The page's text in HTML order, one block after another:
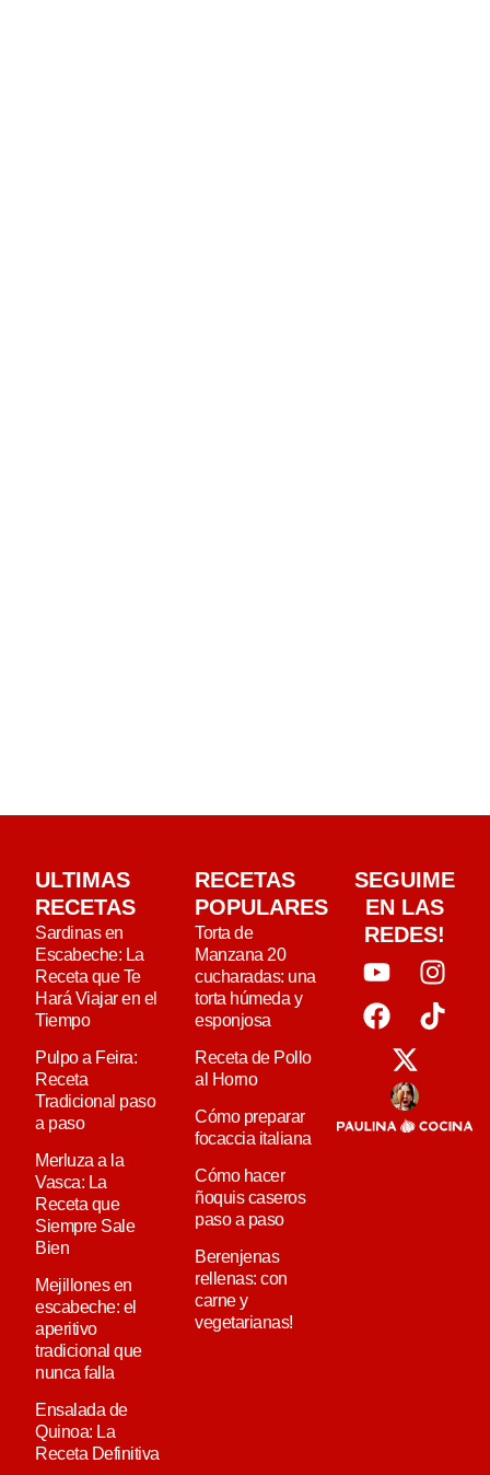
ULTIMAS
RECETAS
Sardinas en
Escabeche: La
Receta que Te
Hará Viajar en el
Tiempo
Pulpo a Feira:
Receta
Tradicional paso
a paso
Merluza a la
Vasca: La
Receta que
Siempre Sale
Bien
Mejillones en
escabeche: el
aperitivo
tradicional que
nunca falla
Ensalada de
Quinoa: La
Receta Definitiva
RECETAS
POPULARES
Torta de
Manzana 20
cucharadas: una
torta húmeda y
esponjosa
Receta de Pollo
al Horno
Cómo preparar
focaccia italiana
Cómo hacer
ñoquis caseros
paso a paso
Berenjenas
rellenas: con
carne y
vegetarianas!
SEGUIME
EN LAS
REDES!